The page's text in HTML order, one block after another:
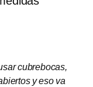
cubrebocas,
y eso va